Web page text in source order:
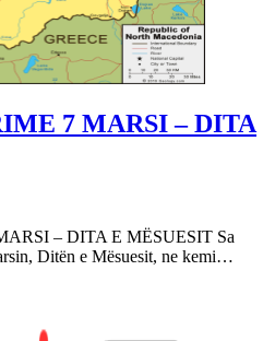
7 MARSI – DITA
– DITA E MËSUESIT Sa
Ditën e Mësuesit, ne kemi…